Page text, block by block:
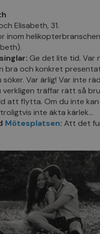
Elisabeth, 31.
inom
Ge det lite tid. Var
bra och konkret
Var ärlig! Var inte
verkligen träffar rätt så
att flytta. Om du inte
inte äkta kärlek…
Mötesplatsen: Att det